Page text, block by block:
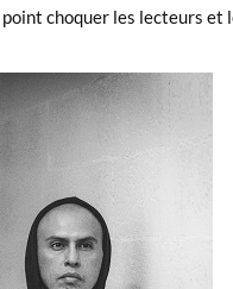
choquer les lecteurs